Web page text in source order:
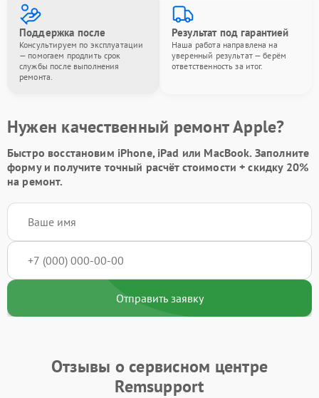
Поддержка после
Консультируем по эксплуатации
— помогаем продлить срок
службы после выполнения
ремонта.
Результат под гарантией
Наша работа направлена на
уверенный результат — берём
ответственность за итог.
Нужен качественный ремонт Apple?
Быстро восстановим iPhone, iPad или MacBook. Заполните
формуи получите точный расчёт стоимости +скидку 20%
на ремонт.
Отправить заявку
Отзывы о сервисном центре
Remsupport